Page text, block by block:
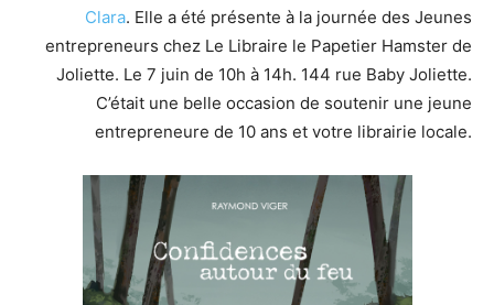
Clara. Elle a été présente à la journée des Jeunes
entrepreneurs chez Le Libraire le Papetier Hamster de
Joliette. Le 7 juin de 10h à 14h. 144 rue Baby Joliette.
C’était une belle occasion de soutenir une jeune
entrepreneure de 10 ans et votre librairie locale.